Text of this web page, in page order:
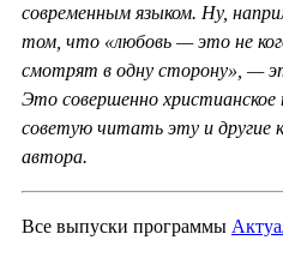
современным языком. Ну,
том, что «любовь — это не
смотрят в одну сторону», —
Это совершенно
советую читать эту и другие
автора.
Все выпуски программы